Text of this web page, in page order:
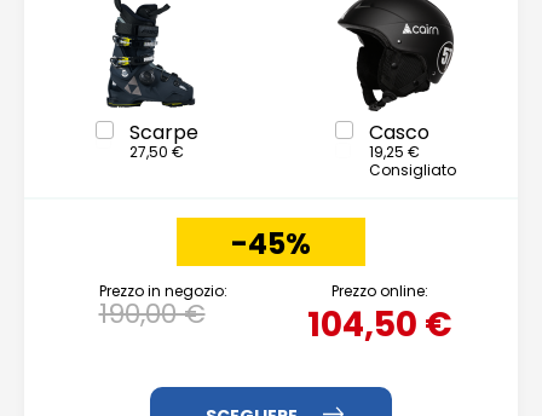
Scarpe
27,50 €
Casco
19,25 €
Consigliato
-45%
Prezzo in negozio:
190,00 €
Prezzo online:
104,50 €